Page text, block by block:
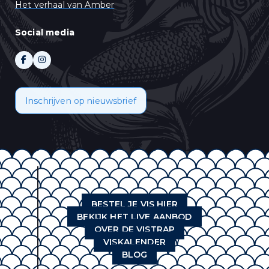
Het verhaal van Amber
Social media
Inschrijven op nieuwsbrief
BESTEL JE VIS HIER
BEKIJK HET LIVE AANBOD
OVER DE VISTRAP
VISKALENDER
BLOG